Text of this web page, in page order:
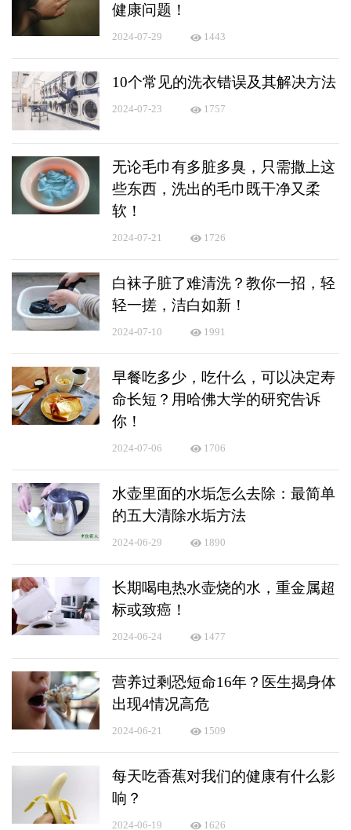
健康问题！
2024-07-29 1443
10个常见的洗衣错误及其解决方法
2024-07-23 1757
无论毛巾有多脏多臭，只需撒上这
些东西，洗出的毛巾既干净又柔
软！
2024-07-21 1726
白袜子脏了难清洗？教你一招，轻
轻一搓，洁白如新！
2024-07-10 1991
早餐吃多少，吃什么，可以决定寿
命长短？用哈佛大学的研究告诉
你！
2024-07-06 1706
水壶里面的水垢怎么去除：最简单
的五大清除水垢方法
2024-06-29 1890
长期喝电热水壶烧的水，重金属超
标或致癌！
2024-06-24 1477
营养过剩恐短命16年？医生揭身体
出现4情况高危
2024-06-21 1509
每天吃香蕉对我们的健康有什么影
响？
2024-06-19 1626